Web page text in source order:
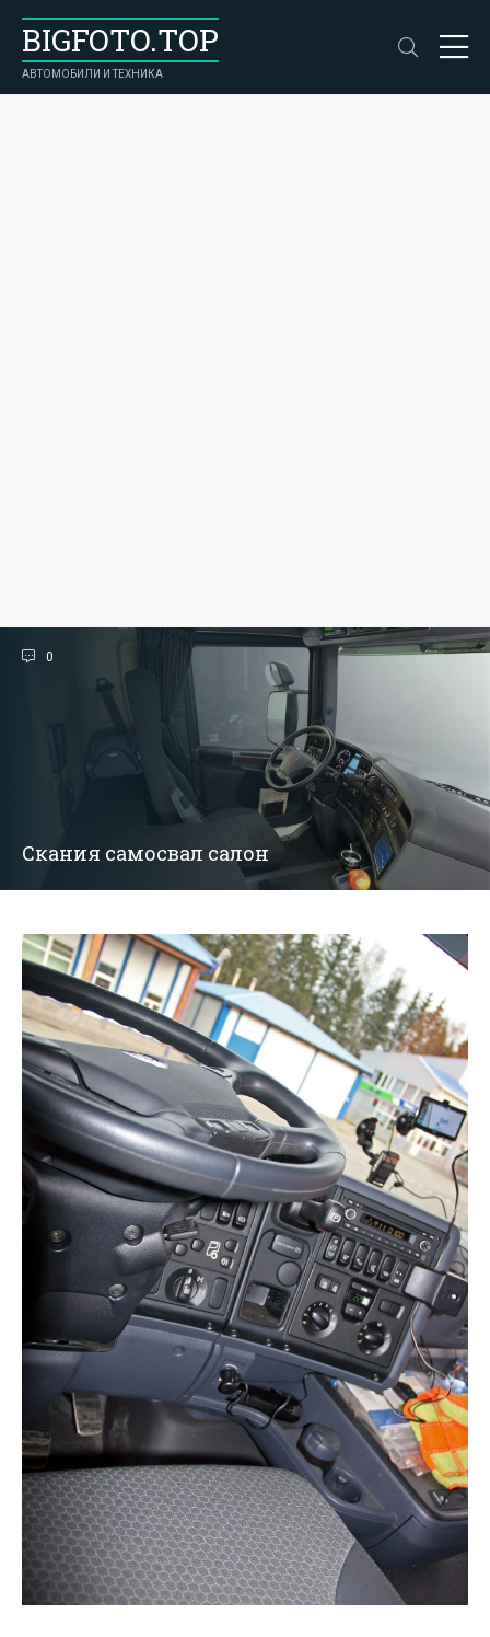
BIGFOTO.TOP
АВТОМОБИЛИ И ТЕХНИКА
0
Скания самосвал салон